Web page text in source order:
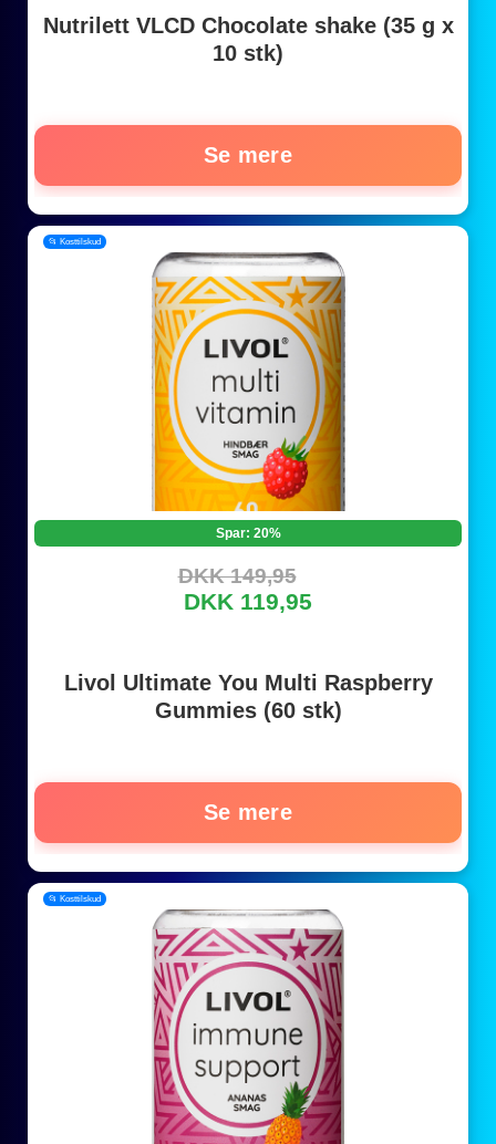
Nutrilett VLCD Chocolate shake (35 g x
10 stk)
Se mere
📂 Kosttilskud
Spar: 20%
DKK 149,95
DKK 119,95
Livol Ultimate You Multi Raspberry
Gummies (60 stk)
Se mere
📂 Kosttilskud